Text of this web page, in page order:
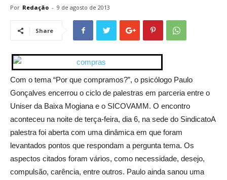
Por Redação - 9 de agosto de 2013
Share
Com o tema “Por que compramos?”, o psicólogo Paulo
Gonçalves encerrou o ciclo de palestras em parceria entre o
Uniser da Baixa Mogiana e o SICOVAMM. O encontro
aconteceu na noite de terça-feira, dia 6, na sede do SindicatoA
palestra foi aberta com uma dinâmica em que foram
levantados pontos que respondam a pergunta tema. Os
aspectos citados foram vários, como necessidade, desejo,
compulsão, carência, entre outros. Paulo ainda sanou uma